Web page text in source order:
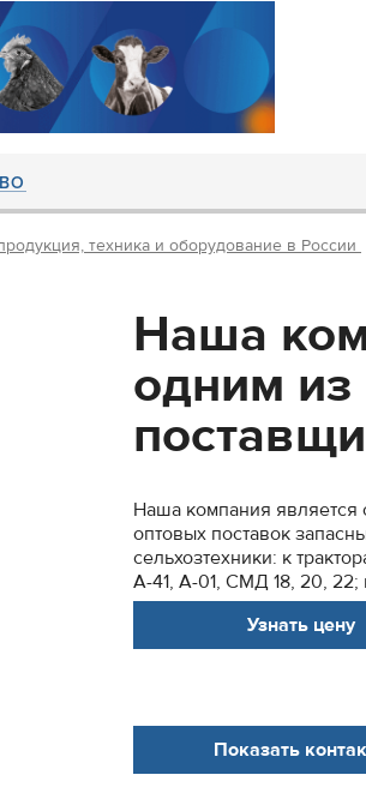
техника и оборудование в России
Наша
одним
Наша компания является
оптовых поставок
сельхозтехники: к
А-41, А-01, СМД 18, 20, 22;
Узнать цену
Показать